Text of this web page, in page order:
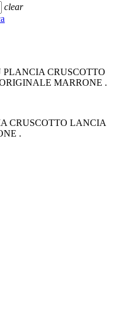
clear
PLANCIA CRUSCOTTO
MARRONE .